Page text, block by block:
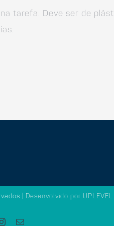
tarefa. Deve ser de
| Desenvolvido por
Instagram
Email